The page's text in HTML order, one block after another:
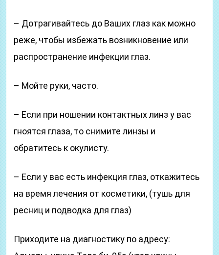
– Дотрагивайтесь до Ваших глаз как можно
реже, чтобы избежать возникновение или
распространение инфекции глаз.
– Мойте руки, часто.
– Если при ношении контактных линз у вас
гноятся глаза, то снимите линзы и
обратитесь к окулисту.
– Если у вас есть инфекция глаз, откажитесь
на время лечения от косметики, (тушь для
ресниц и подводка для глаз)
Приходите на диагностику по адресу: